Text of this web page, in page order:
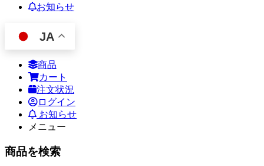
お知らせ
JA
商品
カート
注文状況
ログイン
お知らせ
メニュー
商品を検索